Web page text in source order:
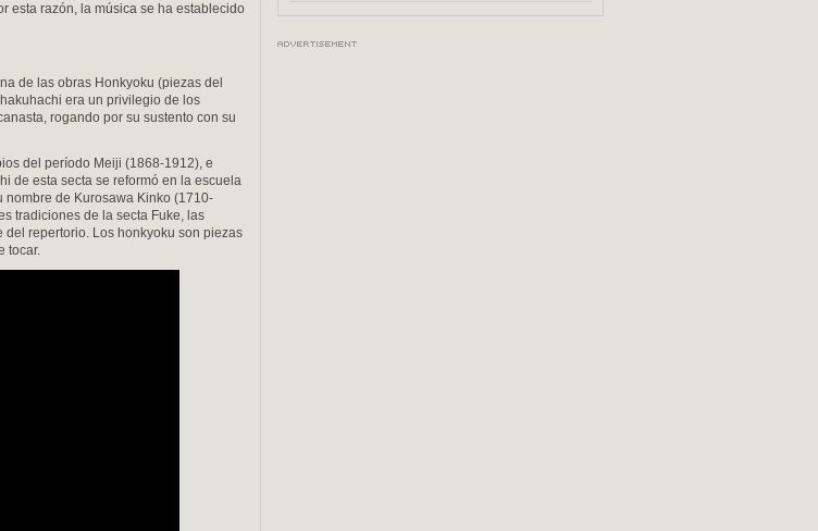
esta razón, la música se ha establecido
de las obras Honkyoku (piezas del
era un privilegio de los
rogando por su sustento con su
del período Meiji (1868-1912), e
de esta secta se reformó en la escuela
nombre de Kurosawa Kinko (1710-
tradiciones de la secta Fuke, las
repertorio. Los honkyoku son piezas
tocar.